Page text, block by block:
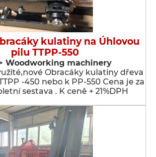
kulatiny na Úhlovou
pilu TTPP-550
Woodworking machinery
Obracáky kulatiny dřeva
-450 nebo k PP-550 Cena je za
sestava . K ceně + 21%DPH